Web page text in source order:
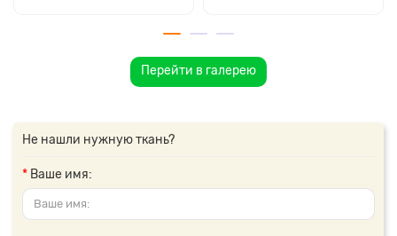
Перейти в галерею
Не нашли нужную ткань?
Ваше имя: